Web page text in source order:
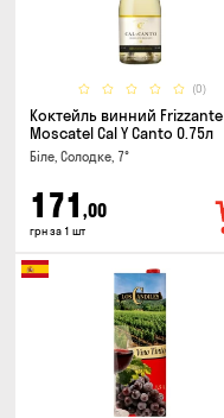
(0)
Коктейль винний Frizzante
Moscatel Cal Y Canto 0.75л
Біле, Солодке, 7°
171 ,00
грн за 1 шт